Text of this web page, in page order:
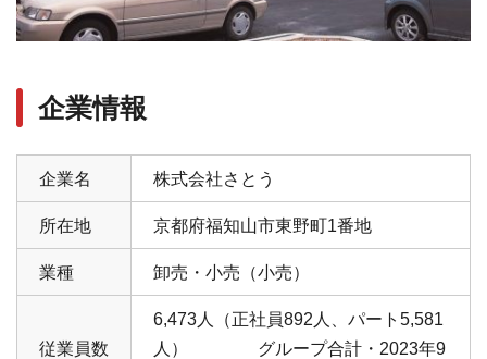
企業情報
企業名 株式会社さとう
所在地 京都府福知山市東野町1番地
業種 卸売・小売（小売）
従業員数
6,473人（正社員892人、パート5,581
人） グループ合計・2023年9